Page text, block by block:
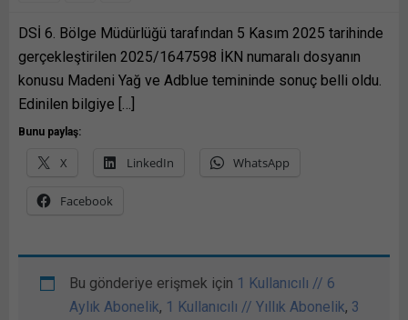
DSİ 6. Bölge Müdürlüğü tarafından 5 Kasım 2025 tarihinde
gerçekleştirilen 2025/1647598 İKN numaralı dosyanın
konusu Madeni Yağ ve Adblue temininde sonuç belli oldu.
Edinilen bilgiye […]
Bunu paylaş:
X LinkedIn WhatsApp
Facebook
Bu gönderiye erişmek için 1 Kullanıcılı // 6
Aylık Abonelik, 1 Kullanıcılı // Yıllık Abonelik, 3